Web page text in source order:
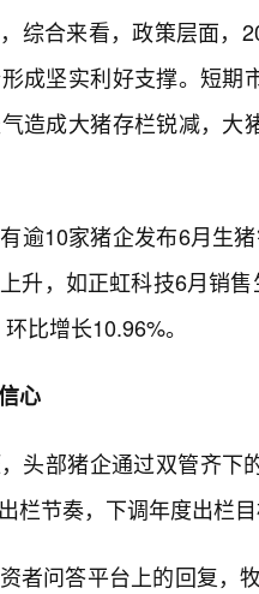
综合来看，政策层面，
成坚实利好支撑。短
造成大猪存栏锐减，
逾10家猪企发布6月生
升，如正虹科技6月销
比增长10.96%。
心
头部猪企通过双管齐
栏节奏，下调年度出栏
者问答平台上的回复，